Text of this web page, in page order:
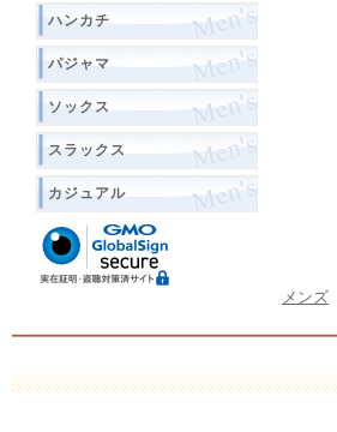
ハンカチ
パジャマ
ソックス
スラックス
カジュアル
メンズ